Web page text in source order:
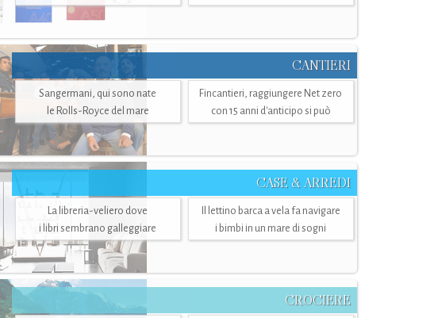
CANTIERI
Sangermani, qui sono nate
le Rolls-Royce del mare
Fincantieri, raggiungere Net zero
con 15 anni d'anticipo si può
CASE & ARREDI
La libreria-veliero dove
i libri sembrano galleggiare
Il lettino barca a vela fa navigare
i bimbi in un mare di sogni
CROCIERE